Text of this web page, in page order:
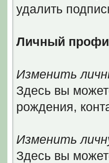
удалить
Личный
Изменить
Здесь вы
рождения,
Изменить
Здесь вы